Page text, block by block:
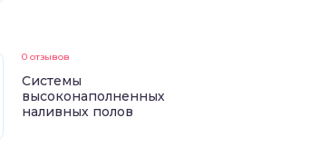
0 отзывов
Системы
высоконаполненных
наливных полов